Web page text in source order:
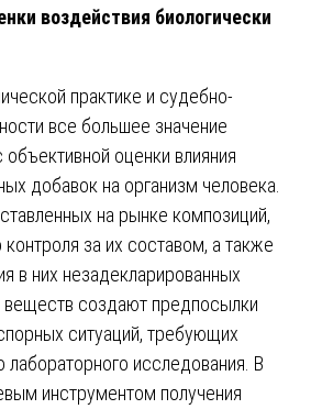
воздействия биологически
практике и судебно-
все большее значение
оценки влияния
добавок на организм человека.
на рынке композиций,
контроля за их составом, а также
в них незадекларированных
веществ создают предпосылки
ситуаций, требующих
лабораторного исследования. В
инструментом получения